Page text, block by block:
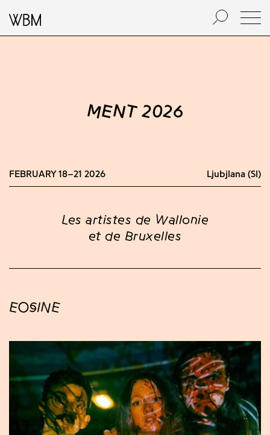
MENT 2026
FEBRUARY 18–21 2026 Ljubjlana (SI)
Les artistes de Wallonie
et de Bruxelles
EOSINE